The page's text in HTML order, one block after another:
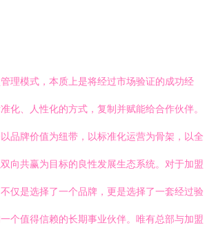
理模式，本质上是将经过市场验证的成功经
化、人性化的方式，复制并赋能给合作伙伴。
品牌价值为纽带，以标准化运营为骨架，以全
向共赢为目标的良性发展生态系统。对于加盟
仅是选择了一个品牌，更是选择了一套经过验
个值得信赖的长期事业伙伴。唯有总部与加盟